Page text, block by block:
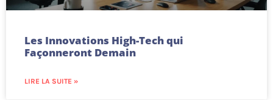
Les Innovations High-Tech qui
Façonneront Demain
LIRE LA SUITE »